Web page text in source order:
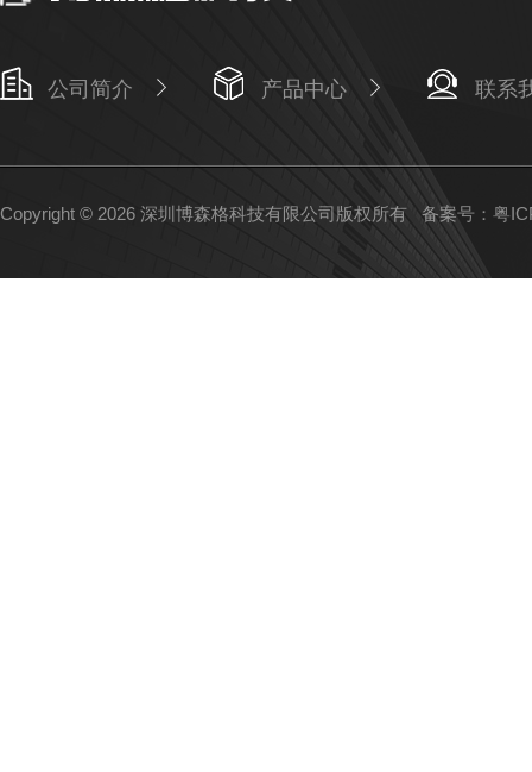
公司简介 产品中心 联系
Copyright © 2026 深圳博森格科技有限公司版权所有备案号：粤